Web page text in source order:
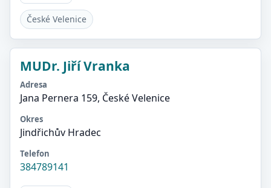
České Velenice
MUDr. Jiří Vranka
Adresa
Jana Pernera 159, České Velenice
Okres
Jindřichův Hradec
Telefon
384789141